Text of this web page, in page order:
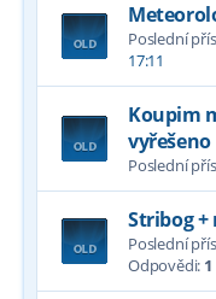
Poslední
17:11
Koupim
vyřešeno
Poslední
Stribog
Poslední
Odpovědi: 1